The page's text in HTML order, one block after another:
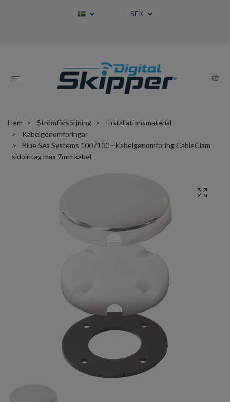
SEK
Hem Strömförsörjning
Installationsmaterial
Kabelgenomföringar
Blue Sea Systems 1007100 - Kabelgenomföring CableClam
sidointag max 7mm kabel